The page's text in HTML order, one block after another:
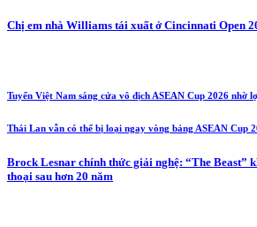
Chị em nhà Williams tái xuất ở Cincinnati Open
Tuyển Việt Nam sáng cửa vô địch ASEAN Cup 2026 nhờ
Thái Lan vẫn có thể bị loại ngay vòng bảng ASEAN Cup
Brock Lesnar chính thức giải nghệ: “The Beast”
thoại sau hơn 20 năm